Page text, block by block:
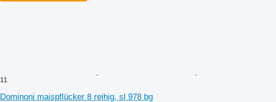
11
Dominoni maispflücker 8 reihig, sl 978 bg